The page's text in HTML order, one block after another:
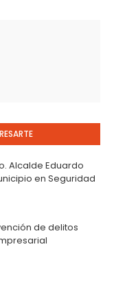
Alcalde Eduardo
en Seguridad
de delitos